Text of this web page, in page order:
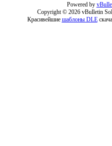
Powered by
Copyright © 2026 vBulletin
Красивейшие шаблоны DLE